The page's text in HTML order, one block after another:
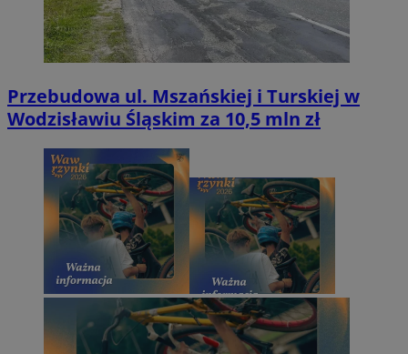
Przebudowa ul. Mszańskiej i Turskiej w
Wodzisławiu Śląskim za 10,5 mln zł